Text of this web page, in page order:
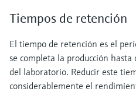
Tiempos de retención
El tiempo de retención es el
se completa la producción
del laboratorio. Reducir este
considerablemente el